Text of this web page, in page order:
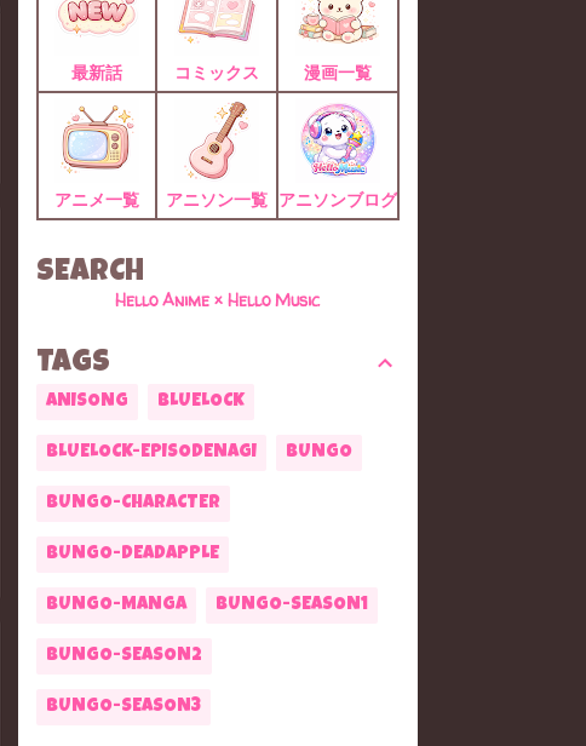
最新話 コミックス 漫画一覧
アニメ一覧 アニソン一覧 アニソンブログ
SEARCH
Hello Anime × Hello Music
TAGS
ANISONG BLUELOCK
BLUELOCK-EPISODENAGI BUNGO
BUNGO-CHARACTER
BUNGO-DEADAPPLE
BUNGO-MANGA BUNGO-SEASON1
BUNGO-SEASON2
BUNGO-SEASON3